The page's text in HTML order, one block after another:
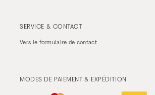
SERVICE & CONTACT
Vers le formulaire de contact
MODES DE PAIEMENT & EXPÉDITION